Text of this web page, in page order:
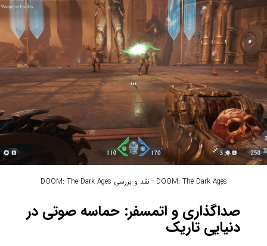
DOOM: The Dark Ages - نقد و بررسی DOOM: The Dark Ages
صداگذاری و اتمسفر: حماسه صوتی در
دنیایی تاریک